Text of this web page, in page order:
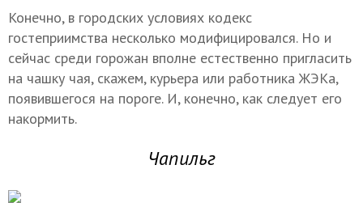
Конечно, в городских условиях кодекс
гостеприимства несколько модифицировался. Но и
сейчас среди горожан вполне естественно пригласить
на чашку чая, скажем, курьера или работника ЖЭКа,
появившегося на пороге. И, конечно, как следует его
накормить.
Чапильг